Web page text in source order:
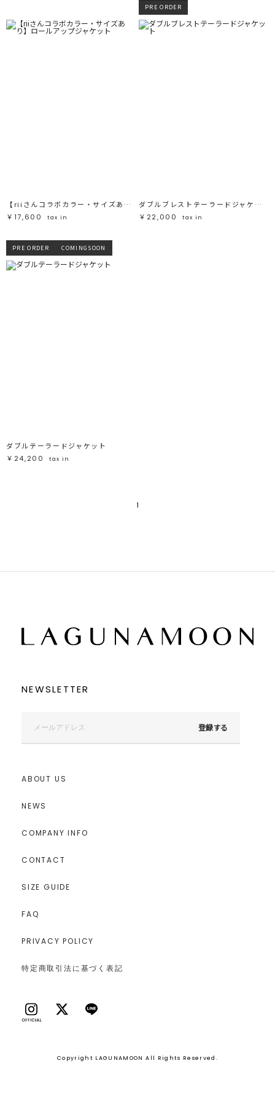
【riiさんコラボカラー・サイズあり】ロールアップジャケット
￥17,600
tax in
PRE ORDER
ダブルブレストテーラードジャケット
￥22,000
tax in
PRE ORDER COMINGSOON
ダブルテーラードジャケット
￥24,200
tax in
1
NEWSLETTER
登録する
ABOUT US
NEWS
COMPANY INFO
CONTACT
SIZE GUIDE
FAQ
PRIVACY POLICY
特定商取引法に基づく表記
Copyright LAGUNAMOON All Rights Reserved.